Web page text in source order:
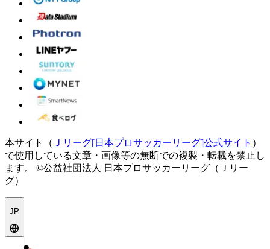
本サイト（ Ｊリーグ[日本プロサッカーリーグ]公式サイト ）
で使用している文章・画像等の無断での複製・転載を禁止し
ます。
©公益社団法人 日本プロサッカーリーグ（Ｊリー
グ）
JP